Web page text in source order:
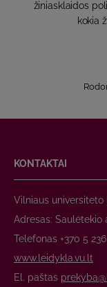
žiniasklaidos
kokia
KONTAKTAI
Vilniaus universiteto
Adresas: Saulėtekio
Telefonas +370 5
www.leidykla.vu.lt
El. paštas